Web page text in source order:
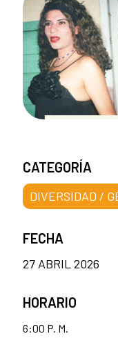
CATEGORÍA
DIVERSIDAD /
FECHA
27 ABRIL 2026
HORARIO
6:00 P. M.